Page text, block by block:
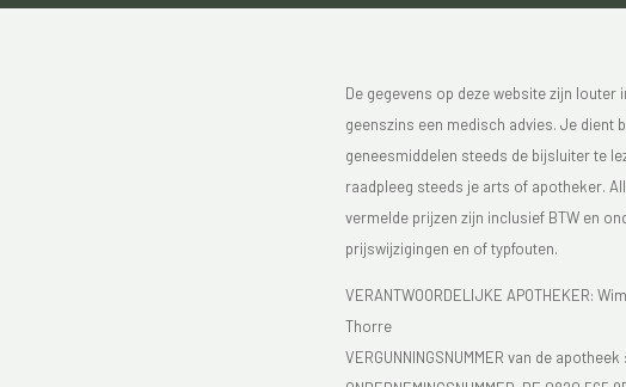
De gegevens op deze website zijn louter
geenszins een medisch advies. Je dient
geneesmiddelen steeds de bijsluiter te
raadpleeg steeds je arts of apotheker.
vermelde prijzen zijn inclusief BTW en
prijswijzigingen en of typfouten.
VERANTWOORDELIJKE APOTHEKER:
Thorre
VERGUNNINGSNUMMER van de apotheek :